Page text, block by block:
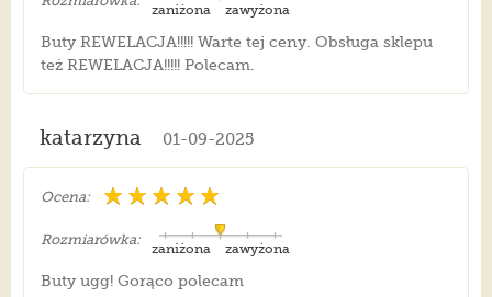
zawyżona
zaniżona
Buty REWELACJA!!!!! Warte tej ceny. Obsługa sklepu
też REWELACJA!!!!! Polecam.
katarzyna 01-09-2025
Ocena:
Rozmiarówka:
zawyżona
zaniżona
Buty ugg! Gorąco polecam